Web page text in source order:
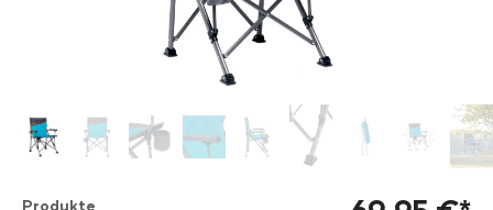
Produkte